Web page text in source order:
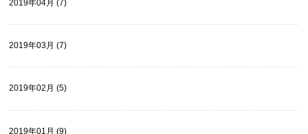
2019年04月 (7)
2019年03月 (7)
2019年02月 (5)
2019年01月 (9)